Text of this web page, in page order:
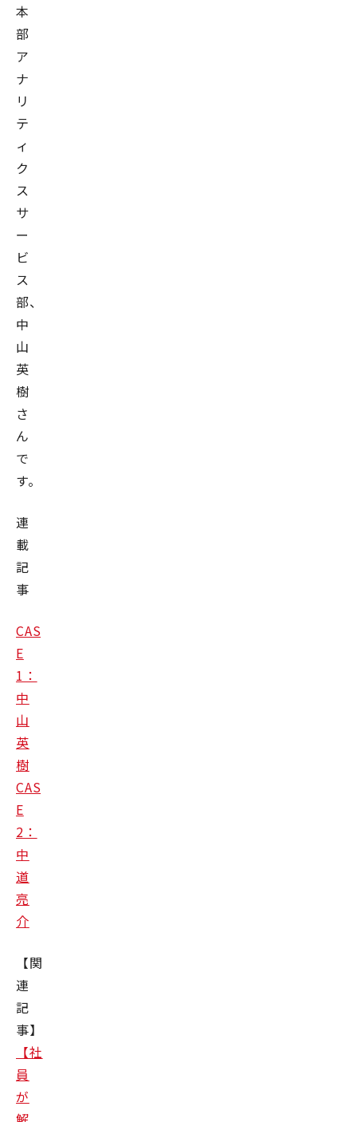
本
部
ア
ナ
リ
テ
ィ
ク
ス
サ
ー
ビ
ス
部、
中
山
英
樹
さ
ん
で
す。
連
載
記
事
CAS
E
1：
中
山
英
樹
CAS
E
2：
中
道
亮
介
【関
連
記
事】
【社
員
が